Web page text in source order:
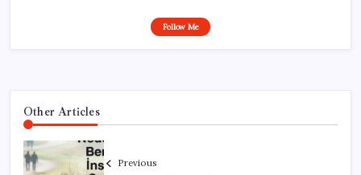
Follow Me
Other Articles
Previous